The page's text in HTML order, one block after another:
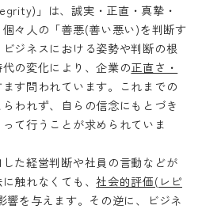
」は、誠実・正直・真摯・
々人の「善悪(善い悪い)を判断す
ジネスにおける姿勢や判断の根
の変化により、企業の正直さ・
す問われています。これまでの
われず、自らの信念にもとづき
て行うことが求められていま
た経営判断や社員の言動などが
触れなくても、社会的評価(レピ
響を与えます。その逆に、ビジネ